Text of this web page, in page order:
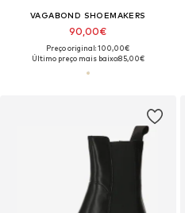
VAGABOND SHOEMAKERS
90,00€
Preço original: 100,00€
Último preço mais baixo:85,00€